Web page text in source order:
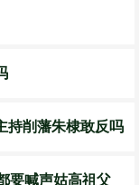
持削藩朱棣敢反吗
要喊声姑高祖父